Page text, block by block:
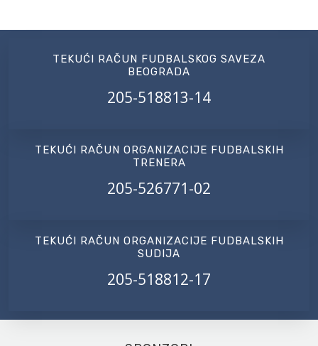
TEKUĆI RAČUN FUDBALSKOG SAVEZA
BEOGRADA
205-518813-14
TEKUĆI RAČUN ORGANIZACIJE FUDBALSKIH
TRENERA
205-526771-02
TEKUĆI RAČUN ORGANIZACIJE FUDBALSKIH
SUDIJA
205-518812-17